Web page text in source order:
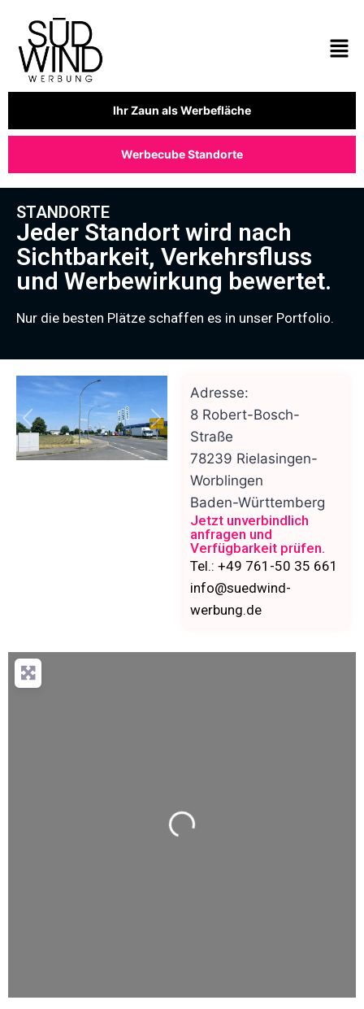
Ihr Zaun als Werbefläche
Werbecube Standorte
STANDORTE
Jeder Standort wird nach
Sichtbarkeit, Verkehrsfluss
und Werbewirkung bewertet.
Nur die besten Plätze schaffen es in unser Portfolio.
Vorheriges Nächstes
Adresse:
8 Robert-Bosch-
Straße
78239 Rielasingen-
Worblingen
Baden-Württemberg
Jetzt unverbindlich
anfragen und
Verfügbarkeit prüfen.
Tel.: +49 761-50 35 661
info@suedwind-
werbung.de
Wird geladen …